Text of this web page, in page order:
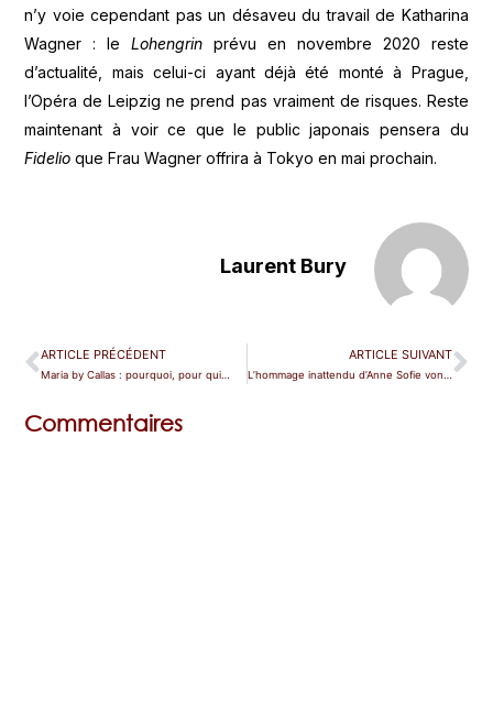
n’y voie cependant pas un désaveu du travail de Katharina
Wagner : leLohengrin prévu en novembre 2020 reste
d’actualité, mais celui-ci ayant déjà été monté à Prague,
l’Opéra de Leipzig ne prend pas vraiment de risques. Reste
maintenant à voir ce que le public japonais pensera du
Fidelio que Frau Wagner offrira à Tokyo en mai prochain.
Laurent Bury
ARTICLE PRÉCÉDENT
Maria by Callas : pourquoi, pour qui…
ARTICLE SUIVANT
Commentaires